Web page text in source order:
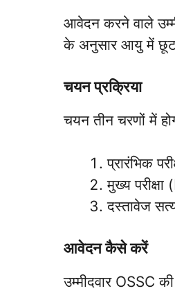
आवेदन करने वाले
के अनुसार आयु में छूट
चयन प्रक्रिया
चयन तीन चरणों में
प्रारंभिक
मुख्य
दस्तावेज
आवेदन कैसे करें
उम्मीदवार